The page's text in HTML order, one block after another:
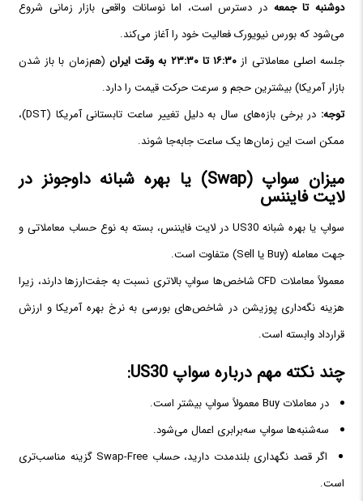
دوشنبه تا جمعه در دسترس است، اما نوسانات واقعی بازار زمانی شروع
می‌شود که بورس نیویورک فعالیت خود را آغاز می‌کند.
جلسه اصلی معاملاتی از ۱۶:۳۰ تا ۲۳:۳۰ به وقت ایران
(هم‌زمان با باز شدن
بازار آمریکا) بیشترین حجم و سرعت حرکت قیمت را دارد.
توجه:
در برخی بازه‌های سال به دلیل تغییر ساعت تابستانی آمریکا (DST)،
ممکن است این زمان‌ها یک ساعت جابه‌جا شوند.
میزان سواپ (Swap) یا بهره شبانه داوجونز در
لایت فایننس
سواپ یا بهره شبانه US30 در لایت فایننس، بسته به نوع حساب معاملاتی و
جهت معامله (Buy یا Sell) متفاوت است.
معمولاً معاملات CFD شاخص‌ها سواپ بالاتری نسبت به جفت‌ارزها دارند، زیرا
هزینه نگه‌داری پوزیشن در شاخص‌های بورسی به نرخ بهره آمریکا و ارزش
قرارداد وابسته است.
چند نکته مهم درباره سواپ US30:
در معاملات Buy معمولاً سواپ بیشتر است.
سه‌شنبه‌ها سواپ سه‌برابری اعمال می‌شود.
اگر قصد نگهداری بلندمدت دارید، حساب Swap-Free گزینه مناسب‌تری
است.